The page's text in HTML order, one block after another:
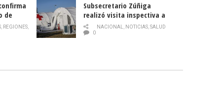
de
, REGIONES,
Subsecretario Zúñiga
realizó visita inspectiva a
Hospital Modular Sótero del
Río
NACIONAL, NOTICIAS,SALUD
0